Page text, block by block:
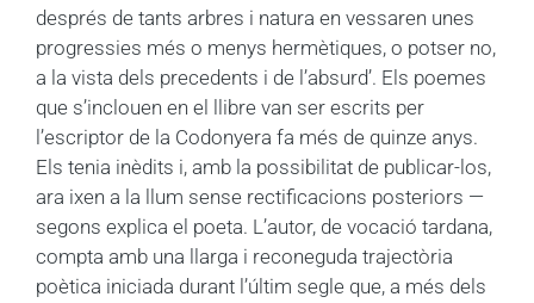
després de tants arbres i natura en vessaren unes
progressies més o menys hermètiques, o potser no,
a la vista dels precedents i de l’absurd’. Els poemes
que s’inclouen en el llibre van ser escrits per
l’escriptor de la Codonyera fa més de quinze anys.
Els tenia inèdits i, amb la possibilitat de publicar-los,
ara ixen a la llum sense rectificacions posteriors —
segons explica el poeta. L’autor, de vocació tardana,
compta amb una llarga i reconeguda trajectòria
poètica iniciada durant l’últim segle que, a més dels